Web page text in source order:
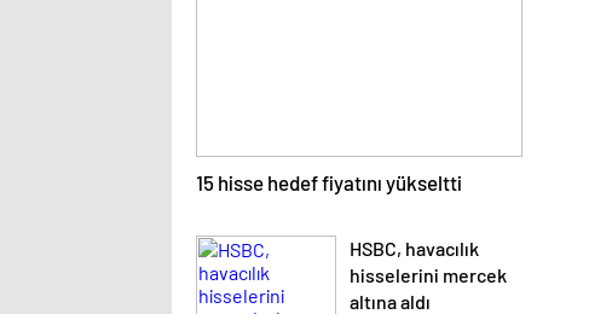
15 hisse hedef fiyatını yükseltti
HSBC, havacılık
hisselerini mercek
altına aldı